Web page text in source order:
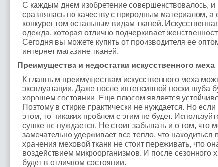
С каждым днем изобретение совершенствовалось, и
сравнялась по качеству с природным материалом,
конкурентом остальным видам тканей.
одежда, которая отлично подчеркивает
Сегодня вы можете купить от производителя ее
интернет магазине тканей.
Преимущества и недостатки искусственного меха
К главным преимуществам искусственного меха
эксплуатации. Даже после интенсивной носки шуба
хорошем состоянии. Еще плюсом является
Поэтому в стирке практически не нуждается. Но
этом, то никаких проблем с этим не будет.
сушке не нуждается. Не стоит забывать и о том, что
замечательно удерживает все тепло, что находиться
хранения меховой ткани не стоит переживать, что
воздействием микроорганизмов. И после сезонного
будет в отличном состоянии.